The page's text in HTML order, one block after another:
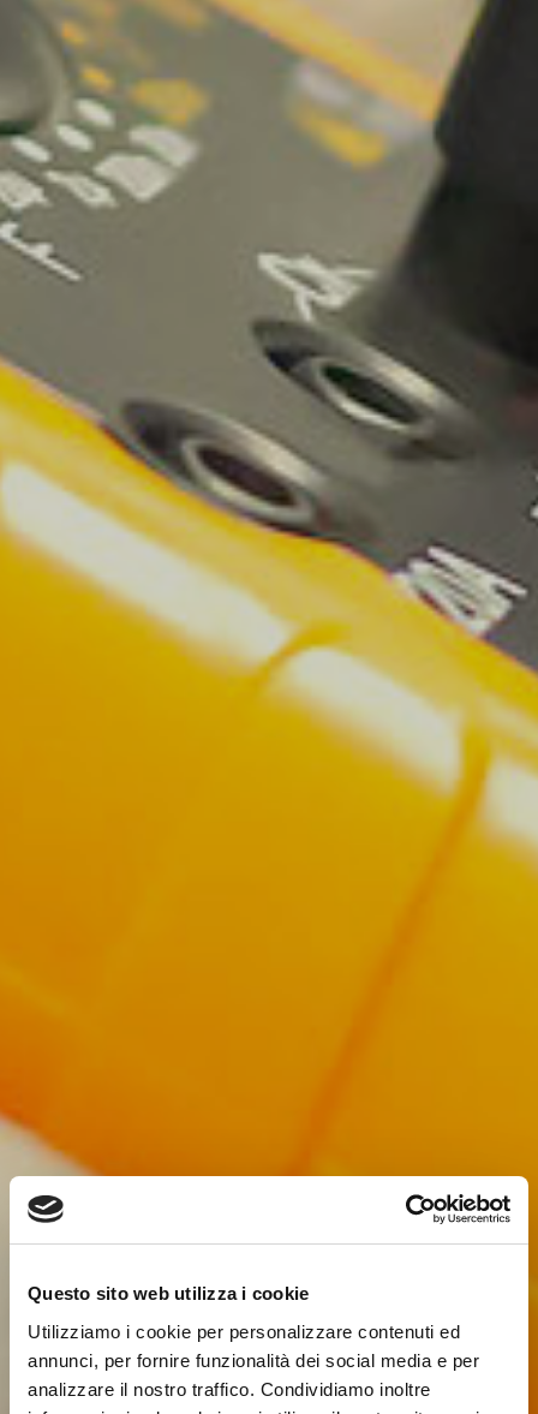
Questo sito web utilizza i cookie
Utilizziamo i cookie per personalizzare contenuti ed
annunci, per fornire funzionalità dei social media e per
analizzare il nostro traffico. Condividiamo inoltre